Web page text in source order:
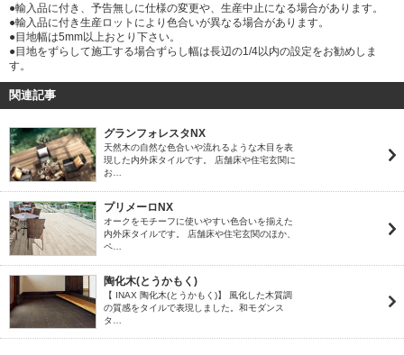
●輸入品に付き、予告無しに仕様の変更や、生産中止になる場合があります。
●輸入品に付き生産ロットにより色合いが異なる場合があります。
●目地幅は5mm以上おとり下さい。
●目地をずらして施工する場合ずらし幅は長辺の1/4以内の設定をお勧めしま
す。
関連記事
グランフォレスタNX
天然木の自然な色合いや流れるような木目を表
現した内外床タイルです。 店舗床や住宅玄関に
お…
プリメーロNX
オークをモチーフに使いやすい色合いを揃えた
内外床タイルです。 店舗床や住宅玄関のほか、
ペ…
陶化木(とうかもく)
【 INAX 陶化木(とうかもく)】 風化した木質調
の質感をタイルで表現しました。和モダンス
タ…